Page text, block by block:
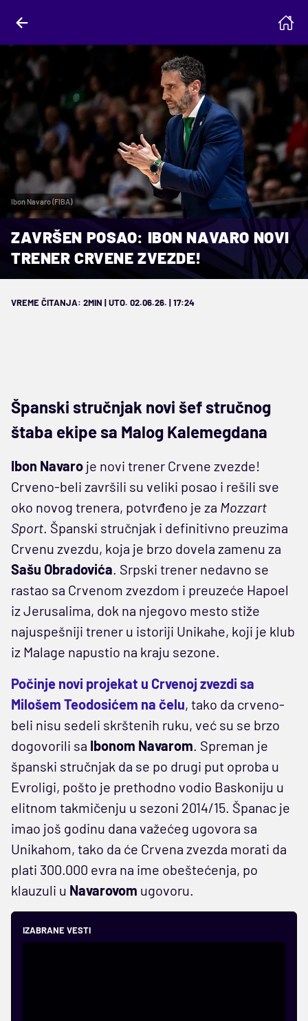
Ibon Navaro (FIBA)
ZAVRŠEN POSAO: IBON NAVARO NOVI
TRENER CRVENE ZVEZDE!
VREME ČITANJA: 2MIN | UTO. 02.06.26. | 17:24
Španski stručnjak novi šef stručnog
štaba ekipe sa Malog Kalemegdana
Ibon Navaro je novi trener Crvene zvezde!
Crveno-beli završili su veliki posao i rešili sve
oko novog trenera, potvrđeno je za Mozzart
Sport. Španski stručnjak i definitivno preuzima
Crvenu zvezdu, koja je brzo dovela zamenu za
Sašu Obradovića. Srpski trener nedavno se
rastao sa Crvenom zvezdom i preuzeće Hapoel
iz Jerusalima, dok na njegovo mesto stiže
najuspešniji trener u istoriji Unikahe, koji je klub
iz Malage napustio na kraju sezone.
Počinje novi projekat u Crvenoj zvezdi sa
Milošem Teodosićem na čelu, tako da crveno-
beli nisu sedeli skrštenih ruku, već su se brzo
dogovorili sa Ibonom Navarom. Spreman je
španski stručnjak da se po drugi put oproba u
Evroligi, pošto je prethodno vodio Baskoniju u
elitnom takmičenju u sezoni 2014/15. Španac je
imao još godinu dana važećeg ugovora sa
Unikahom, tako da će Crvena zvezda morati da
plati 300.000 evra na ime obeštećenja, po
klauzuli u Navarovom ugovoru.
IZABRANE VESTI